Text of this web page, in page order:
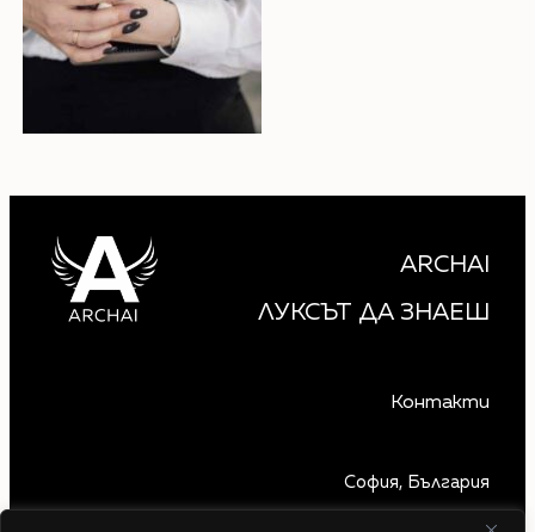
ARCHAI
ЛУКСЪТ ДА ЗНАЕШ
Контакти
София, България